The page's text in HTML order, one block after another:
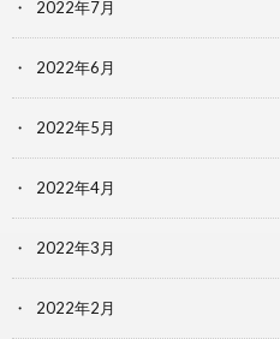
2022年7月
2022年6月
2022年5月
2022年4月
2022年3月
2022年2月